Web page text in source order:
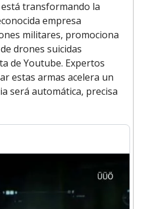
transformando la
empresa
militares, promociona
drones suicidas
de Youtube. Expertos
estas armas acelera un
será automática, precisa